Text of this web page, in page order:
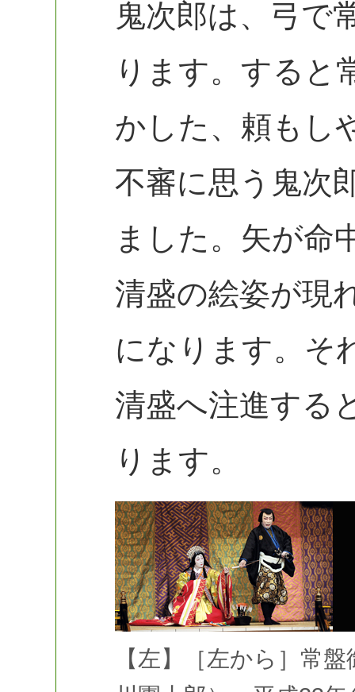
鬼次郎は、弓で
ります。すると
かした、頼もし
不審に思う鬼次
ました。矢が命
清盛の絵姿が現
になります。そ
清盛へ注進する
ります。
【左】［左から］常